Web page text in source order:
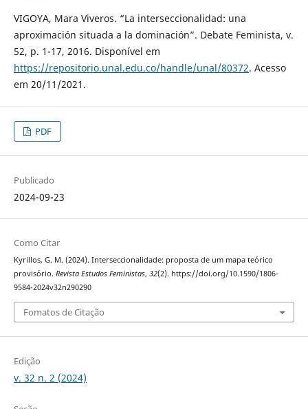
VIGOYA, Mara Viveros. “La interseccionalidad: una
aproximación situada a la dominación”. Debate Feminista, v.
52, p. 1-17, 2016. Disponível em
https://repositorio.unal.edu.co/handle/unal/80372. Acesso
em 20/11/2021.
PDF
Publicado
2024-09-23
Como Citar
Kyrillos, G. M. (2024). Interseccionalidade: proposta de um mapa teórico
provisório. Revista Estudos Feministas, 32(2). https://doi.org/10.1590/1806-
9584-2024v32n290290
Fomatos de Citação
Edição
v. 32 n. 2 (2024)